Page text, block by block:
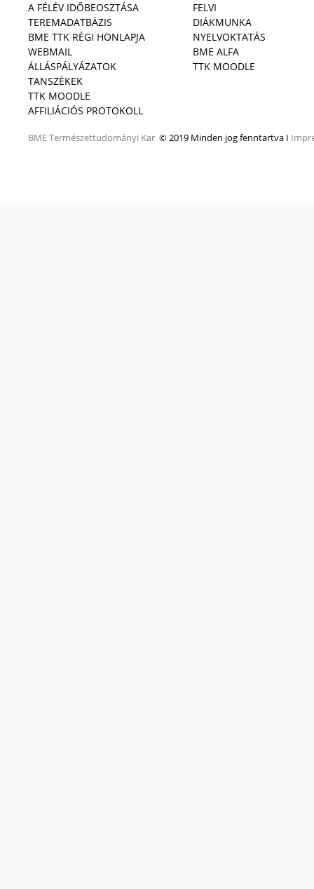
A FÉLÉV IDŐBEOSZTÁSA
TEREMADATBÁZIS
BME TTK RÉGI HONLAPJA
WEBMAIL
ÁLLÁSPÁLYÁZATOK
TANSZÉKEK
TTK MOODLE
AFFILIÁCIÓS PROTOKOLL
BMETermészettudományi Kar © 2019 Minden jog fenntartva I
FELVI
DIÁKMUNKA
NYELVOKTATÁS
BME ALFA
TTK MOODLE